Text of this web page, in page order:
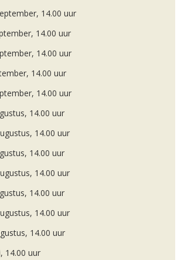
14.00 uur
14.00 uur
14.00 uur
14.00 uur
14.00 uur
14.00 uur
14.00 uur
14.00 uur
14.00 uur
14.00 uur
14.00 uur
14.00 uur
14.00 uur